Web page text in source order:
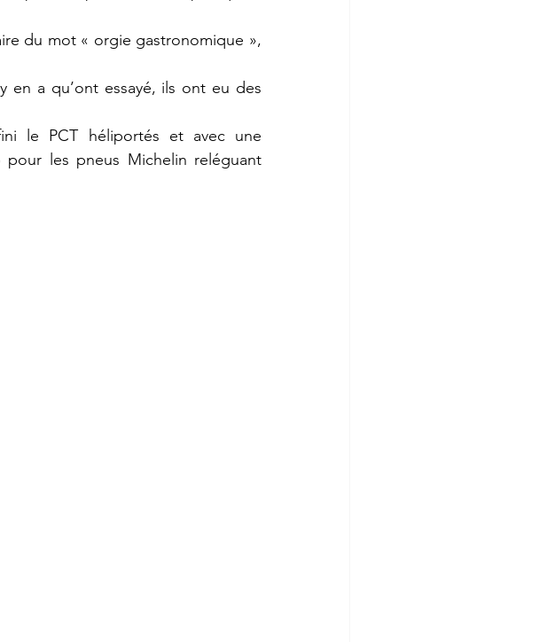
du mot « orgie gastronomique »,
en a qu’ont essayé, ils ont eu des
le PCT héliportés et avec une
les pneus Michelin reléguant